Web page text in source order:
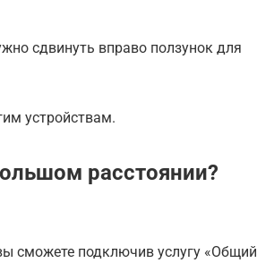
сдвинуть вправо ползунок для
устройствам.
расстоянии?
сможете подключив услугу «Общий